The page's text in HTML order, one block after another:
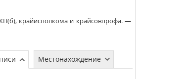
крайисполкома и крайсовпрофа. —
Местонахождение